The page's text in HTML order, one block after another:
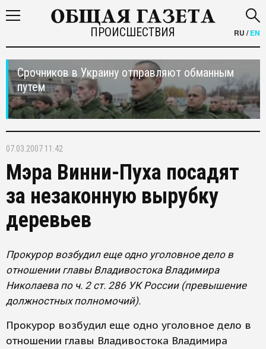
ПРОИСШЕСТВИЯ RU /EN
Срочников в Украину отправляют обманным
путем
07.03.2007 11:42
Мэра Винни-Пуха посадят
за незаконную вырубку
деревьев
Прокурор возбудил еще одно уголовное дело в
отношении главы Владивостока Владимира
Николаева по ч. 2 ст. 286 УК России (превышение
должностных полномочий).
Прокурор возбудил еще одно уголовное дело в
отношении главы Владивостока Владимира